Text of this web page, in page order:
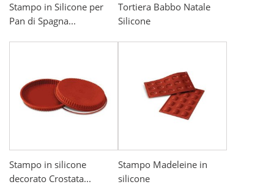
Stampo in Silicone per
Pan di Spagna...
Tortiera Babbo Natale
Silicone
Stampo in silicone
decorato Crostata...
Stampo Madeleine in
silicone